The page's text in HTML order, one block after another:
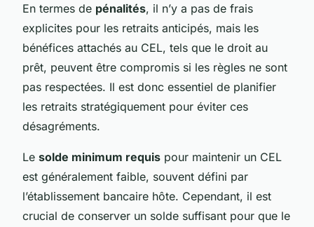
En termes de pénalités, il n’y a pas de frais
explicites pour les retraits anticipés, mais les
bénéfices attachés au CEL, tels que le droit au
prêt, peuvent être compromis si les règles ne sont
pas respectées. Il est donc essentiel de planifier
les retraits stratégiquement pour éviter ces
désagréments.
Le solde minimum requis pour maintenir un CEL
est généralement faible, souvent défini par
l’établissement bancaire hôte. Cependant, il est
crucial de conserver un solde suffisant pour que le